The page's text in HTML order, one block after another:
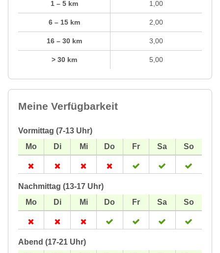
1 – 5 km
6 – 15 km
16 – 30 km
> 30 km
1,00
2,00
3,00
5,00
Meine Verfügbarkeit
Vormittag (7-13 Uhr)
Nachmittag (13-17 Uhr)
Abend (17-21 Uhr)